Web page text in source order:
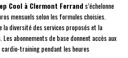
Cool à Clermont Ferrand s’échelonne
mensuels selon les formules choisies.
diversité des services proposés et la
abonnements de base donnent accès aux
training pendant les heures